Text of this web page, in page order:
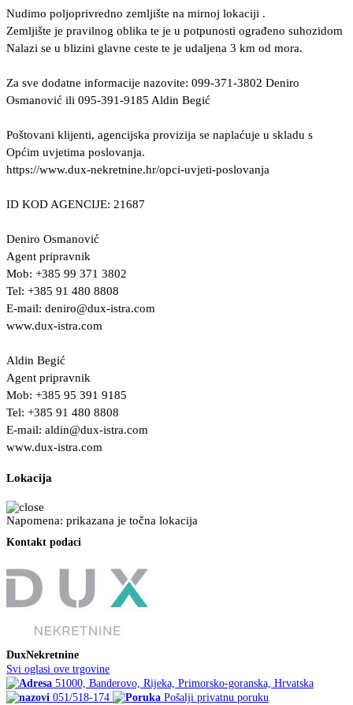
Nudimo poljoprivredno zemljište na mirnoj lokaciji .
Zemljište je pravilnog oblika te je u potpunosti ograđeno suhozidom
Nalazi se u blizini glavne ceste te je udaljena 3 km od mora.
Za sve dodatne informacije nazovite: 099-371-3802 Deniro
Osmanović ili 095-391-9185 Aldin Begić
Poštovani klijenti, agencijska provizija se naplaćuje u skladu s
Općim uvjetima poslovanja.
https://www.dux-nekretnine.hr/opci-uvjeti-poslovanja
ID KOD AGENCIJE: 21687
Deniro Osmanović
Agent pripravnik
Mob: +385 99 371 3802
Tel: +385 91 480 8808
E-mail: deniro@dux-istra.com
www.dux-istra.com
Aldin Begić
Agent pripravnik
Mob: +385 95 391 9185
Tel: +385 91 480 8808
E-mail: aldin@dux-istra.com
www.dux-istra.com
Lokacija
Napomena: prikazana je točna lokacija
Kontakt podaci
DuxNekretnine
Svi oglasi ove trgovine
51000, Banderovo, Rijeka, Primorsko-goranska, Hrvatska
051/518-174
Pošalji privatnu poruku